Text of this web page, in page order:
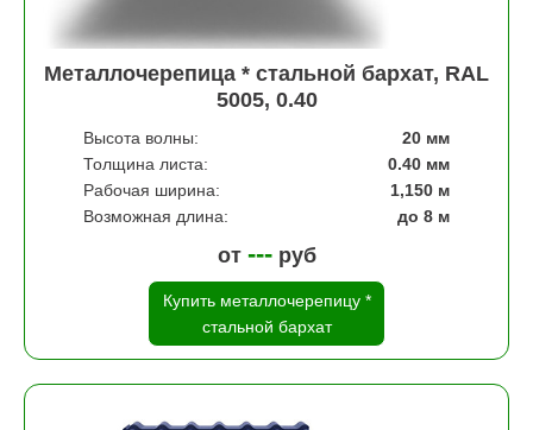
Металлочерепица * стальной бархат, RAL
5005, 0.40
Высота волны:
20 мм
Толщина листа:
0.40 мм
Рабочая ширина:
1,150 м
Возможная длина:
до 8 м
от ---руб
Купить металлочерепицу *
стальной бархат